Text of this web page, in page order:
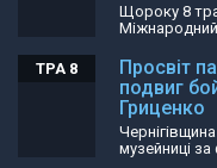
Щороку 8
Просвіт
подвиг
Гриценко
ТРА 8
музейниці